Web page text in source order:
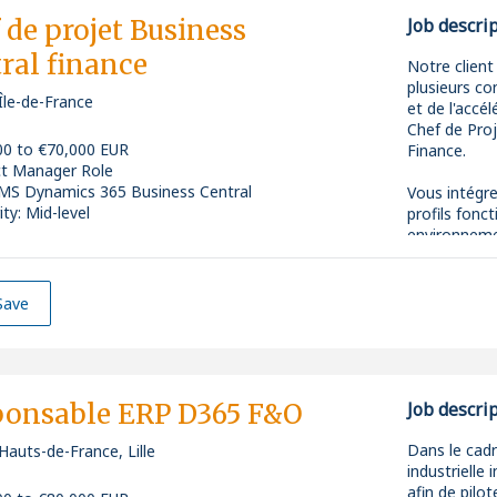
changement
-Contribuer
bonnes
Profil
-4 à 6 ans
Supply
-Excellente
* Projets
*
*
*
* Package
* Recueillir,
des
* Animer
cadrage
* Réaliser
365
* Piloter les
* Assurer
métiers, les
* Participer
et
*
*
Business
* Bonne
Achats,
*
de projet Business
finance
de-France
to €70,000 EUR
Manager Role
Dynamics 365 Business Central
Mid-level
Job
Notre
plusieurs
et de
Chef de
Finance.
Vous
profils
En tant
À ce titre,
* Piloter le
Central sur
* Recueillir,
ERP D365 F&O
de-France, Lille
Job
Dans le
industrielle
afin de